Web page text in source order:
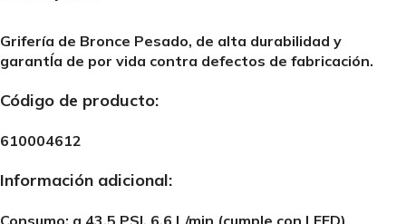
Grifería de Bronce Pesado, de alta durabilidad y
garantÍa de por vida contra defectos de fabricación.
Código de producto:
610004612
Información adicional: